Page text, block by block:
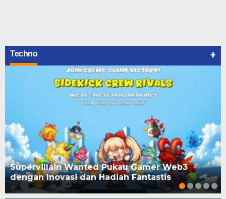
Techno +
Supervillain Wanted Pukau Gamer Web3
dengan Inovasi dan Hadiah Fantastis